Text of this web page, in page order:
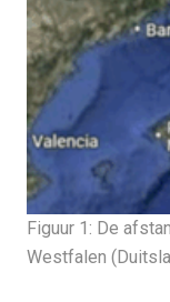
Figuur 1: De
Westfalen